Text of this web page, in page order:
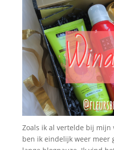
Zoals ik al vertelde bij mijn
ben ik eindelijk weer meer